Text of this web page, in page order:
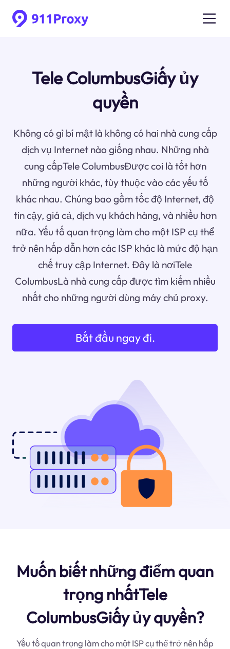
Tele ColumbusGiấy ủy
quyền
Không có gì bí mật là không có hai nhà cung cấp
dịch vụ Internet nào giống nhau. Những nhà
cung cấpTele ColumbusĐược coi là tốt hơn
những người khác, tùy thuộc vào các yếu tố
khác nhau. Chúng bao gồm tốc độ Internet, độ
tin cậy, giá cả, dịch vụ khách hàng, và nhiều hơn
nữa. Yếu tố quan trọng làm cho một ISP cụ thể
trở nên hấp dẫn hơn các ISP khác là mức độ hạn
chế truy cập Internet. Đây là nơiTele
ColumbusLà nhà cung cấp được tìm kiếm nhiều
nhất cho những người dùng máy chủ proxy.
Bắt đầu ngay đi.
Muốn biết những điểm quan
trọng nhấtTele
ColumbusGiấy ủy quyền?
Yếu tố quan trọng làm cho một ISP cụ thể trở nên hấp